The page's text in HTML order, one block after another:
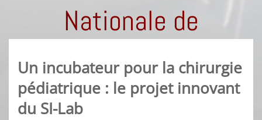
Nationale de
Chirurgie
Un incubateur pour la chirurgie
pédiatrique : le projet innovant
du SI-Lab